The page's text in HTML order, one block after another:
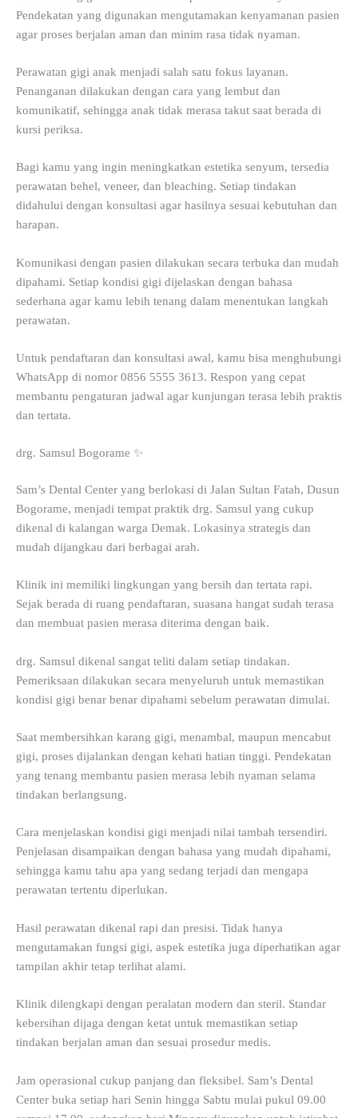
Pendekatan yang digunakan mengutamakan kenyamanan pasien
agar proses berjalan aman dan minim rasa tidak nyaman.
Perawatan gigi anak menjadi salah satu fokus layanan.
Penanganan dilakukan dengan cara yang lembut dan
komunikatif, sehingga anak tidak merasa takut saat berada di
kursi periksa.
Bagi kamu yang ingin meningkatkan estetika senyum, tersedia
perawatan behel, veneer, dan bleaching. Setiap tindakan
didahului dengan konsultasi agar hasilnya sesuai kebutuhan dan
harapan.
Komunikasi dengan pasien dilakukan secara terbuka dan mudah
dipahami. Setiap kondisi gigi dijelaskan dengan bahasa
sederhana agar kamu lebih tenang dalam menentukan langkah
perawatan.
Untuk pendaftaran dan konsultasi awal, kamu bisa menghubungi
WhatsApp di nomor 0856 5555 3613. Respon yang cepat
membantu pengaturan jadwal agar kunjungan terasa lebih praktis
dan tertata.
drg. Samsul Bogorame ✨
Sam’s Dental Center yang berlokasi di Jalan Sultan Fatah, Dusun
Bogorame, menjadi tempat praktik drg. Samsul yang cukup
dikenal di kalangan warga Demak. Lokasinya strategis dan
mudah dijangkau dari berbagai arah.
Klinik ini memiliki lingkungan yang bersih dan tertata rapi.
Sejak berada di ruang pendaftaran, suasana hangat sudah terasa
dan membuat pasien merasa diterima dengan baik.
drg. Samsul dikenal sangat teliti dalam setiap tindakan.
Pemeriksaan dilakukan secara menyeluruh untuk memastikan
kondisi gigi benar benar dipahami sebelum perawatan dimulai.
Saat membersihkan karang gigi, menambal, maupun mencabut
gigi, proses dijalankan dengan kehati hatian tinggi. Pendekatan
yang tenang membantu pasien merasa lebih nyaman selama
tindakan berlangsung.
Cara menjelaskan kondisi gigi menjadi nilai tambah tersendiri.
Penjelasan disampaikan dengan bahasa yang mudah dipahami,
sehingga kamu tahu apa yang sedang terjadi dan mengapa
perawatan tertentu diperlukan.
Hasil perawatan dikenal rapi dan presisi. Tidak hanya
mengutamakan fungsi gigi, aspek estetika juga diperhatikan agar
tampilan akhir tetap terlihat alami.
Klinik dilengkapi dengan peralatan modern dan steril. Standar
kebersihan dijaga dengan ketat untuk memastikan setiap
tindakan berjalan aman dan sesuai prosedur medis.
Jam operasional cukup panjang dan fleksibel. Sam’s Dental
Center buka setiap hari Senin hingga Sabtu mulai pukul 09.00